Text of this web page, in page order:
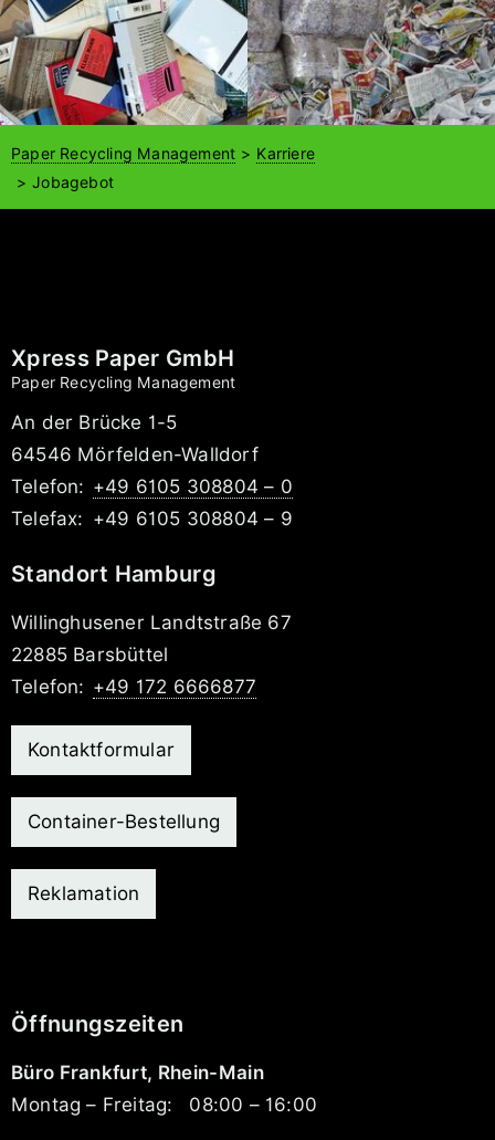
Paper Recycling Management
Karriere
Jobagebot
Xpress Paper GmbH
Paper Recycling Management
An der Brücke 1-5
64546 Mörfelden-Walldorf
Telefon: +49 6105 308804 – 0
Telefax: +49 6105 308804 – 9
Standort Hamburg
Willinghusener Landtstraße 67
22885 Barsbüttel
Telefon: +49 172 6666877
Kontaktformular
Container-Bestellung
Reklamation
Öffnungszeiten
Büro Frankfurt, Rhein-Main
Montag – Freitag:
08:00 – 16:00